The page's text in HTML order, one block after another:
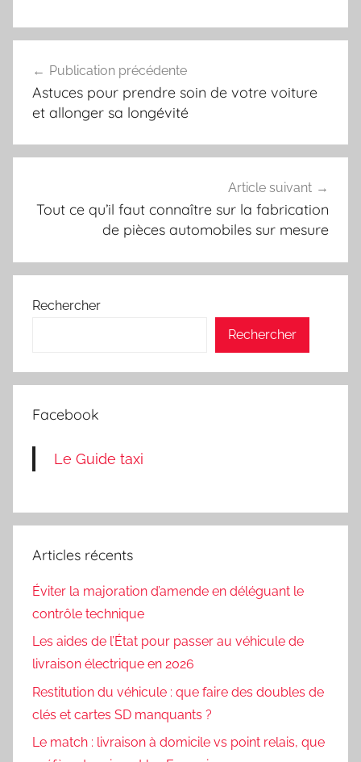
de
l’article
Publication précédente
Astuces pour prendre soin de votre voiture
et allonger sa longévité
Article suivant
Tout ce qu’il faut connaître sur la fabrication
de pièces automobiles sur mesure
Rechercher
Rechercher
Facebook
Le Guide taxi
Articles récents
Éviter la majoration d’amende en déléguant le
contrôle technique
Les aides de l’État pour passer au véhicule de
livraison électrique en 2026
Restitution du véhicule : que faire des doubles de
clés et cartes SD manquants ?
Le match : livraison à domicile vs point relais, que